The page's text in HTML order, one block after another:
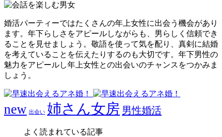
婚活パーティーではたくさんの年上女性に出会う機会があり
ます。年下らしさをアピールしながらも、男らしく信頼でき
ることを見せましょう。敬語を使って気を配り、真剣に結婚
を考えていることを伝えたりするのも大切です。年下男性の
魅力をアピールし年上女性との出会いのチャンスをつかみま
しょう。
new 出会い 姉さん女房 男性婚活
よく読まれている記事